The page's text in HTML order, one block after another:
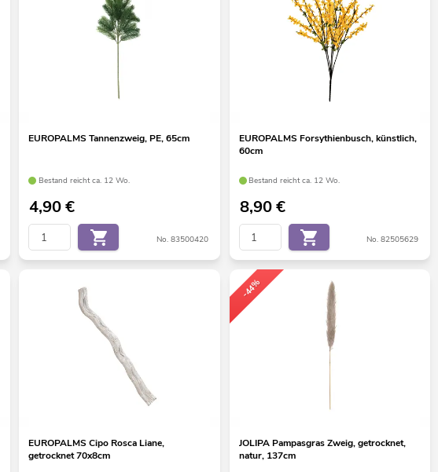
EUROPALMS Tannenzweig, PE, 65cm
Bestand reicht ca. 12 Wo.
4,90€
No. 83500420
EUROPALMS Forsythienbusch, künstlich,
60cm
Bestand reicht ca. 12 Wo.
8,90€
No. 82505629
EUROPALMS Cipo Rosca Liane,
getrocknet 70x8cm
-44%
JOLIPA Pampasgras Zweig, getrocknet,
natur, 137cm